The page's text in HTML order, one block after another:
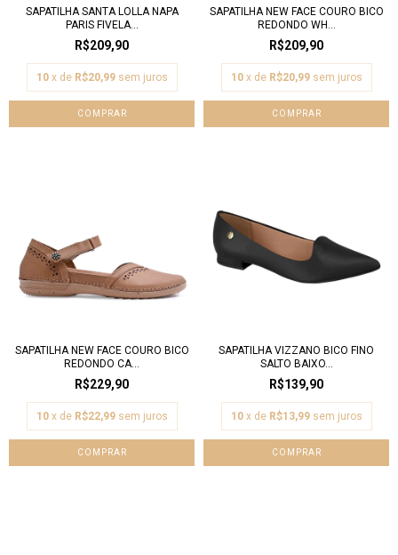
SAPATILHA SANTA LOLLA NAPA
PARIS FIVELA...
R$209,90
10 x de R$20,99 sem juros
COMPRAR
SAPATILHA NEW FACE COURO BICO
REDONDO WH...
R$209,90
10 x de R$20,99 sem juros
COMPRAR
SAPATILHA NEW FACE COURO BICO
REDONDO CA...
R$229,90
10 x de R$22,99 sem juros
COMPRAR
SAPATILHA VIZZANO BICO FINO
SALTO BAIXO...
R$139,90
10 x de R$13,99 sem juros
COMPRAR